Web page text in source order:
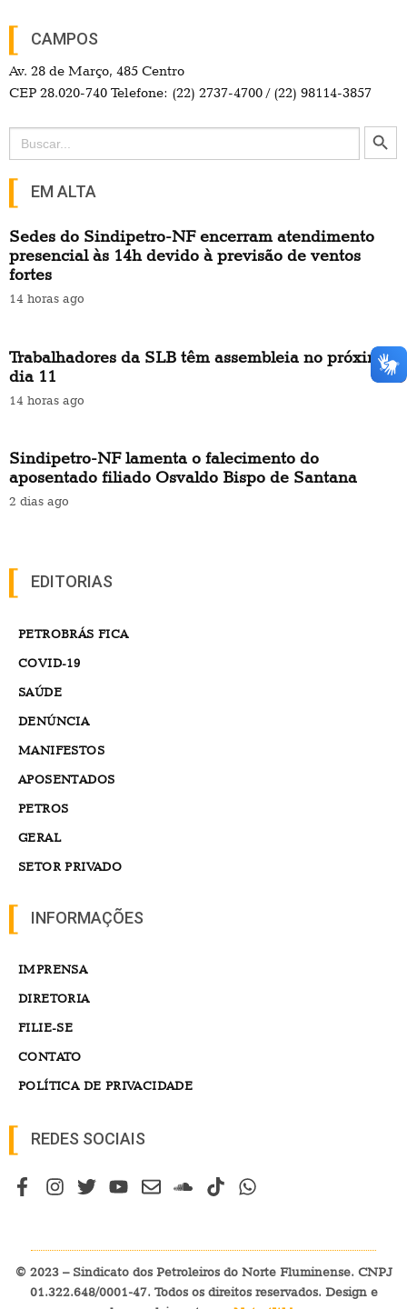
CAMPOS
Av. 28 de Março, 485 Centro
CEP 28.020-740 Telefone: (22) 2737-4700 / (22) 98114-3857
Search
for:
Search Button
EM ALTA
Sedes do Sindipetro-NF encerram atendimento
presencial às 14h devido à previsão de ventos
fortes
14 horas ago
Trabalhadores da SLB têm assembleia no próximo
dia 11
14 horas ago
Sindipetro-NF lamenta o falecimento do
aposentado filiado Osvaldo Bispo de Santana
2 dias ago
EDITORIAS
PETROBRÁS FICA
COVID-19
SAÚDE
DENÚNCIA
MANIFESTOS
APOSENTADOS
PETROS
GERAL
SETOR PRIVADO
INFORMAÇÕES
IMPRENSA
DIRETORIA
FILIE-SE
CONTATO
POLÍTICA DE PRIVACIDADE
REDES SOCIAIS
© 2023 – Sindicato dos Petroleiros do Norte Fluminense. CNPJ
01.322.648/0001-47. Todos os direitos reservados. Design e